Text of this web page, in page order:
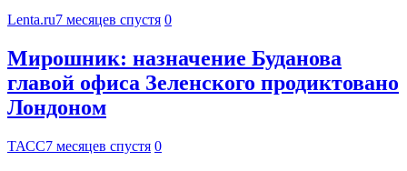
Lenta.ru7 месяцев спустя 0
Мирошник: назначение Буданова
главой офиса Зеленского продиктовано
Лондоном
ТАСС7 месяцев спустя 0